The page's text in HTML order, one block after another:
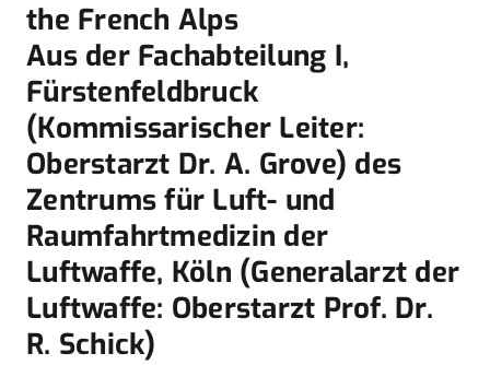
the French Alps
Aus der Fachabteilung I,
Fürstenfeldbruck
(Kommissarischer Leiter:
Oberstarzt Dr. A. Grove) des
Zentrums für Luft- und
Raumfahrtmedizin der
Luftwaffe, Köln (Generalarzt der
Luftwaffe: Oberstarzt Prof. Dr.
R. Schick)